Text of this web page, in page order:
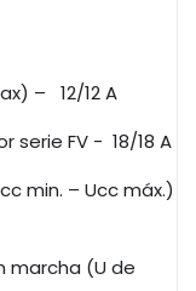
–
12/12 A
serie FV - 18/18 A
min. – Ucc máx.)
marcha (U de